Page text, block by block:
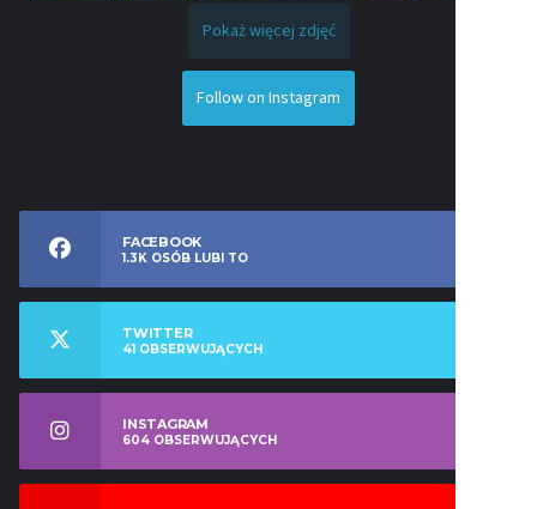
Pokaż więcej zdjęć
Follow on Instagram
FACEBOOK
1.3K OSÓB LUBI TO
TWITTER
41 OBSERWUJĄCYCH
INSTAGRAM
604 OBSERWUJĄCYCH